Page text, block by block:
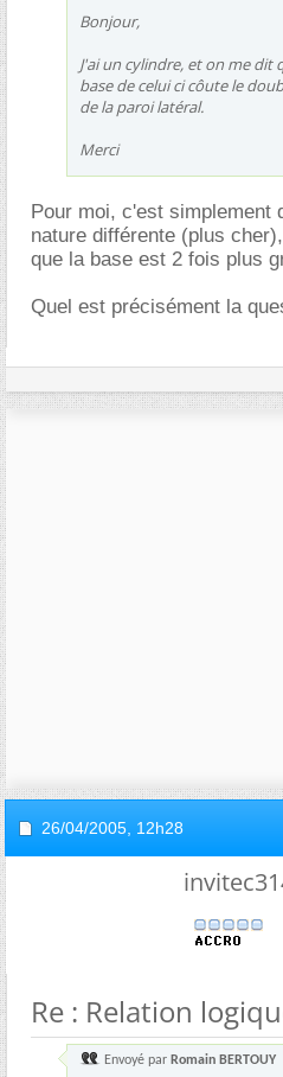
Bonjour,
J'ai un cylindre, et on me dit
base de celui ci côute le
de la paroi latéral.
Merci
Pour moi, c'est simplement
nature différente (plus
que la base est 2 fois plus
Quel est précisément la
26/04/2005, 12h28
Re : Relation
Envoyé par Romain BERTOUY